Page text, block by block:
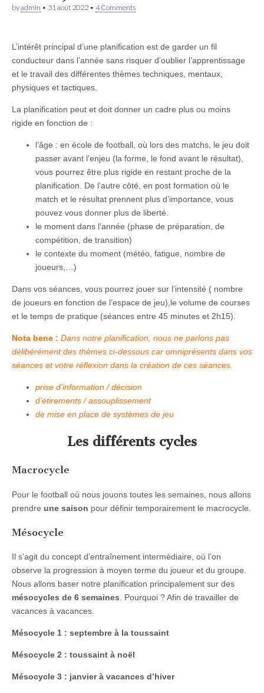
byadmin • 31 août 2022 • 4 Comments
L’intérêt principal d’une planification est de garder un fil
conducteur dans l’année sans risquer d’oublier l’apprentissage
et le travail des différentes thèmes techniques, mentaux,
physiques et tactiques.
La planification peut et doit donner un cadre plus ou moins
rigide en fonction de :
l’âge : en école de football, où lors des matchs, le jeu doit
passer avant l’enjeu (la forme, le fond avant le résultat),
vous pourrez être plus rigide en restant proche de la
planification. De l’autre côté, en post formation où le
match et le résultat prennent plus d’importance, vous
pouvez vous donner plus de liberté.
le moment dans l’année (phase de préparation, de
compétition, de transition)
le contexte du moment (météo, fatigue, nombre de
joueurs,…)
Dans vos séances, vous pourrez jouer sur l’intensité ( nombre
de joueurs en fonction de l’espace de jeu),le volume de courses
et le temps de pratique (séances entre 45 minutes et 2h15).
Nota bene : Dans notre planification, nous ne parlons pas
délibérément des thèmes ci-dessous car omniprésents dans vos
séances et votre réflexion dans la création de ces séances.
prise d’information / décision
d’étirements / assouplissement
de mise en place de systèmes de jeu
Les différents cycles
Macrocycle
Pour le football où nous jouons toutes les semaines, nous allons
prendre une saison pour définir temporairement le macrocycle.
Mésocycle
Il s’agit du concept d’entraînement intermédiaire, où l’on
observe la progression à moyen terme du joueur et du groupe.
Nous allons baser notre planification principalement sur des
mésocycles de 6 semaines. Pourquoi ? Afin de travailler de
vacances à vacances.
Mésocycle 1 : septembre à la toussaint
Mésocycle 2 : toussaint à noël
Mésocycle 3 : janvier à vacances d’hiver